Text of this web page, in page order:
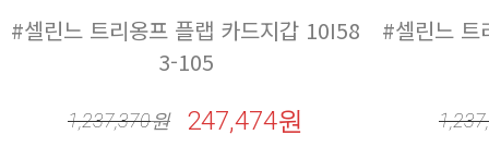
3-105
1,237,370원 247,474원